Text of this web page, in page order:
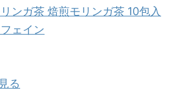
ンガ茶 焙煎モリンガ茶 10包入
ェイン
る